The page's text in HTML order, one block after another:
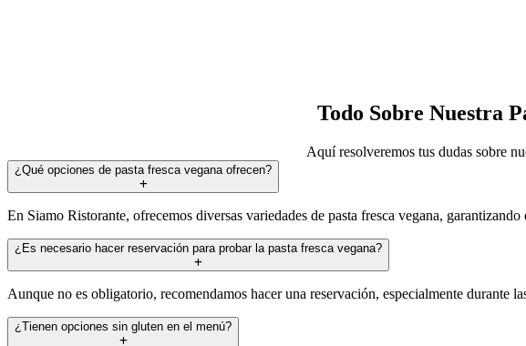
Todo Sobre Nuestra
Aquí resolveremos tus dudas sobre
¿Qué opciones de pasta fresca vegana ofrecen?
En Siamo Ristorante, ofrecemos diversas variedades de pasta fresca vegana,
¿Es necesario hacer reservación para probar la pasta fresca vegana?
Aunque no es obligatorio, recomendamos hacer una reservación, especialmente durante
¿Tienen opciones sin gluten en el menú?